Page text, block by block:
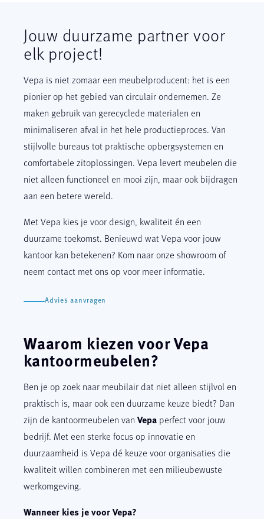
Jouw duurzame partner voor
elk project!
Vepa is niet zomaar een meubelproducent: het is een
pionier op het gebied van circulair ondernemen. Ze
maken gebruik van gerecyclede materialen en
minimaliseren afval in het hele productieproces. Van
stijlvolle bureaus tot praktische opbergsystemen en
comfortabele zitoplossingen. Vepa levert meubelen die
niet alleen functioneel en mooi zijn, maar ook bijdragen
aan een betere wereld.
Met Vepa kies je voor design, kwaliteit én een
duurzame toekomst. Benieuwd wat Vepa voor jouw
kantoor kan betekenen? Kom naar onze showroom of
neem contact met ons op voor meer informatie.
Advies aanvragen
Waarom kiezen voor Vepa
kantoormeubelen?
Ben je op zoek naar meubilair dat niet alleen stijlvol en
praktisch is, maar ook een duurzame keuze biedt? Dan
zijn de kantoormeubelen van Vepa perfect voor jouw
bedrijf. Met een sterke focus op innovatie en
duurzaamheid is Vepa dé keuze voor organisaties die
kwaliteit willen combineren met een milieubewuste
werkomgeving.
Wanneer kies je voor Vepa?